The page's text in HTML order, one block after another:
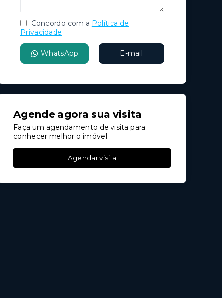
Concordo com a Política de
Privacidade
WhatsApp E-mail
Agende agora sua visita
Faça um agendamento de visita para
conhecer melhor o imóvel.
Agendar visita